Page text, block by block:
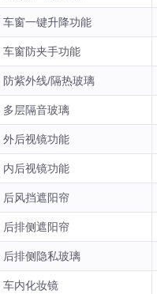
车窗一键升降功能
车窗防夹手功能
防紫外线/隔热玻璃
多层隔音玻璃
外后视镜功能
内后视镜功能
后风挡遮阳帘
后排侧遮阳帘
后排侧隐私玻璃
车内化妆镜